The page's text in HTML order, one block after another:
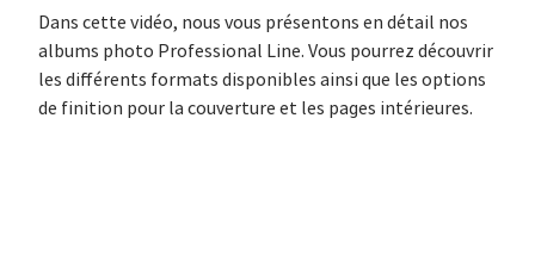
Dans cette vidéo, nous vous présentons en détail nos
albums photo Professional Line. Vous pourrez découvrir
les différents formats disponibles ainsi que les options
de finition pour la couverture et les pages intérieures.